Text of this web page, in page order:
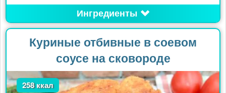
Ингредиенты
Куриные отбивные в соевом
соусе на сковороде
258 ккал